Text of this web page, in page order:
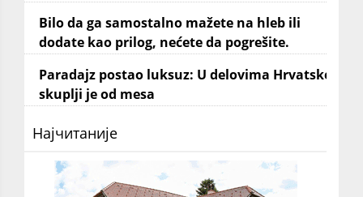
Bilo da ga samostalno mažete na hleb ili
dodate kao prilog, nećete da pogrešite.
Paradajz postao luksuz: U delovima Hrvatske
skuplji je od mesa
Најчитаније